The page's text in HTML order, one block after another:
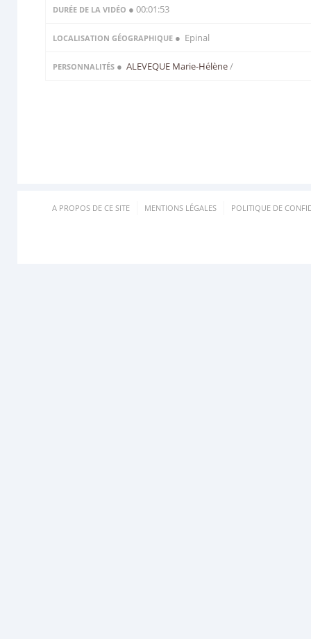
DURÉE DE LA VIDÉO ● 00:01:53
LOCALISATION GÉOGRAPHIQUE ● Epinal
PERSONNALITÉS ● ALEVEQUE Marie-Hélène/
A PROPOS DE CE SITE MENTIONS LÉGALES POLITIQUE DE